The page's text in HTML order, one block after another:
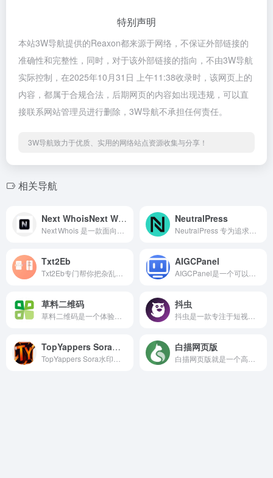
特别声明
本站3W导航提供的Reaxon都来源于网络，不保证外部链接的
准确性和完整性，同时，对于该外部链接的指向，不由3W导航
实际控制，在2025年10月31日 上午11:38收录时，该网页上的
内容，都属于合规合法，后期网页的内容如出现违规，可以直
接联系网站管理员进行删除，3W导航不承担任何责任。
3W导航致力于优质、实用的网络站点资源收集与分享！
相关导航
Next WhoisNext Whois NeutralPress
Txt2Eb AIGCPanel
草料二维码 抖虫
TopYappers Sora水印去除工具 白描网页版